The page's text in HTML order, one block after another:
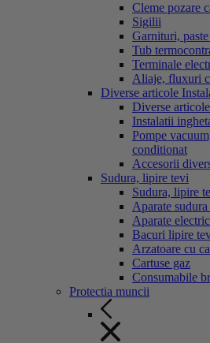
Cleme pozare
Sigilii
Garnituri, paste
Tub
Terminale
Aliaje, fluxuri
Diverse articole
Diverse
Instalatii
Pompe
conditionat
Accesorii
Sudura, lipire tevi
Sudura, lipire
Aparate
Aparate
Bacuri lipire
Arzatoare cu
Cartuse gaz
Consumabile
Protectia muncii